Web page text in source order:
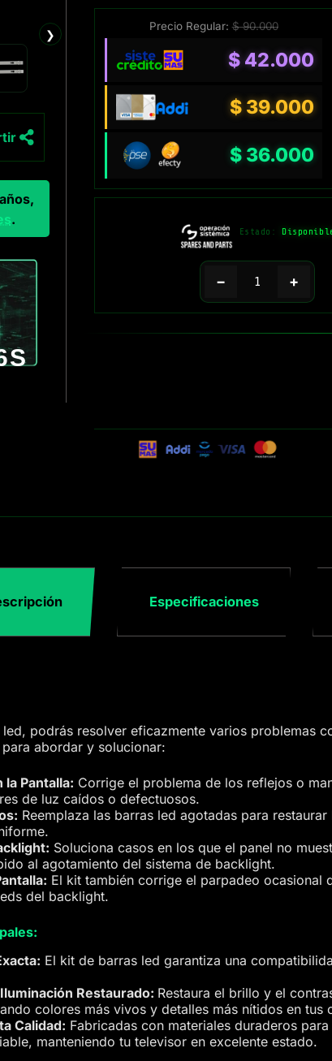
❯
.
Precio Regular:$90.000
$42.000
$39.000
$36.000
Estado:
− +
Especificaciones
podrás resolver eficazmente varios problemas
abordar y solucionar:
la Pantalla: Corrige el problema de los reflejos o
de luz caídos o defectuosos.
Reemplaza las barras led agotadas para
Soluciona casos en los que el panel no
al agotamiento del sistema de backlight.
El kit también corrige el parpadeo ocasional
del backlight.
El kit de barras led garantiza una
Restaurado: Restaura el brillo y el
colores más vivos y detalles más nítidos en tus
Calidad: Fabricadas con materiales duraderos
manteniendo tu televisor en excelente estado.